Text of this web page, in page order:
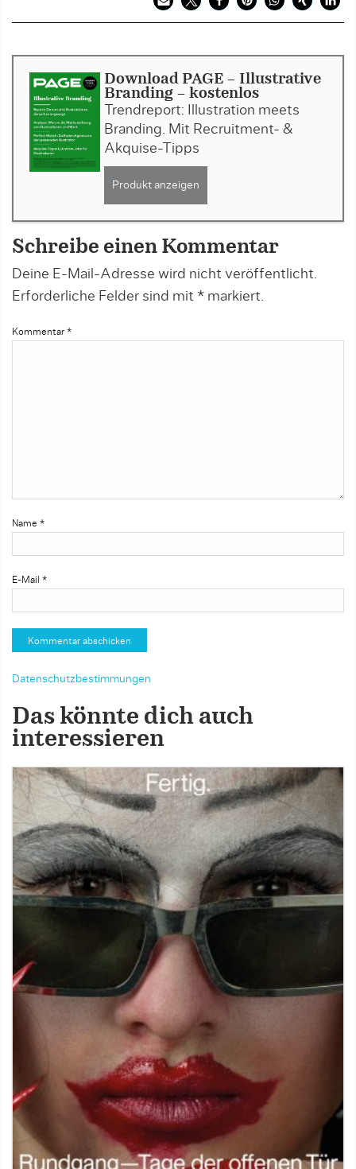
Download PAGE - Illustrative
Branding - kostenlos
Trendreport: Illustration meets
Branding. Mit Recruitment- &
Akquise-Tipps
Produkt anzeigen
Schreibe einen Kommentar
Deine E-Mail-Adresse wird nicht veröffentlicht.
Erforderliche Felder sind mit * markiert.
Kommentar *
Name *
E-Mail *
Datenschutzbestimmungen
Das könnte dich auch
interessieren